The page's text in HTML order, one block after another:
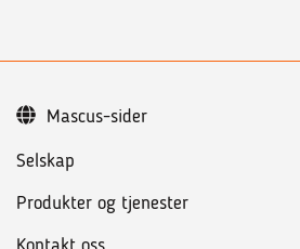
Selskap
Produkter og tjenester
Mascus-sider